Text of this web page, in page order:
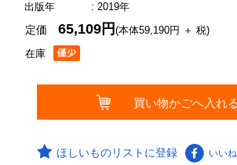
出版年
: 2019年
在庫
定価65,109円(本体59,190円 ＋ 税)
ほしいものリストに登録 いいね